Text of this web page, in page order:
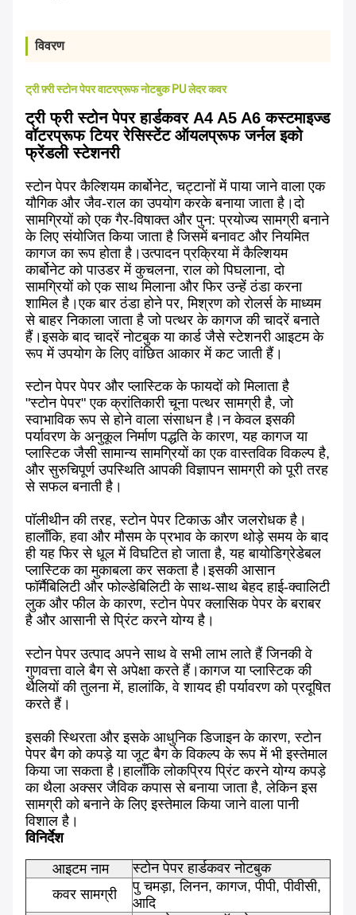
विवरण
ट्री फ़्री स्टोन पेपर वाटरप्रूफ नोटबुक PU लेदर कवर
ट्री फ्री स्टोन पेपर हार्डकवर A4 A5 A6 कस्टमाइज्ड
वॉटरप्रूफ टियर रेसिस्टेंट ऑयलप्रूफ जर्नल इको
फ्रेंडली स्टेशनरी
स्टोन पेपर कैल्शियम कार्बोनेट, चट्टानों में पाया जाने वाला एक
यौगिक और जैव-राल का उपयोग करके बनाया जाता है।दो
सामग्रियों को एक गैर-विषाक्त और पुन: प्रयोज्य सामग्री बनाने
के लिए संयोजित किया जाता है जिसमें बनावट और नियमित
कागज का रूप होता है।उत्पादन प्रक्रिया में कैल्शियम
कार्बोनेट को पाउडर में कुचलना, राल को पिघलाना, दो
सामग्रियों को एक साथ मिलाना और फिर उन्हें ठंडा करना
शामिल है।एक बार ठंडा होने पर, मिश्रण को रोलर्स के माध्यम
से बाहर निकाला जाता है जो पत्थर के कागज की चादरें बनाते
हैं।इसके बाद चादरें नोटबुक या कार्ड जैसे स्टेशनरी आइटम के
रूप में उपयोग के लिए वांछित आकार में कट जाती हैं।
स्टोन पेपर पेपर और प्लास्टिक के फायदों को मिलाता है
"स्टोन पेपर" एक क्रांतिकारी चूना पत्थर सामग्री है, जो
स्वाभाविक रूप से होने वाला संसाधन है।न केवल इसकी
पर्यावरण के अनुकूल निर्माण पद्धति के कारण, यह कागज या
प्लास्टिक जैसी सामान्य सामग्रियों का एक वास्तविक विकल्प है,
और सुरुचिपूर्ण उपस्थिति आपकी विज्ञापन सामग्री को पूरी तरह
से सफल बनाती है।
पॉलीथीन की तरह, स्टोन पेपर टिकाऊ और जलरोधक है।
हालाँकि, हवा और मौसम के प्रभाव के कारण थोड़े समय के बाद
ही यह फिर से धूल में विघटित हो जाता है, यह बायोडिग्रेडेबल
प्लास्टिक का मुकाबला कर सकता है।इसकी आसान
फॉर्मैबिलिटी और फोल्डेबिलिटी के साथ-साथ बेहद हाई-क्वालिटी
लुक और फील के कारण, स्टोन पेपर क्लासिक पेपर के बराबर
है और आसानी से प्रिंट करने योग्य है।
स्टोन पेपर उत्पाद अपने साथ वे सभी लाभ लाते हैं जिनकी वे
गुणवत्ता वाले बैग से अपेक्षा करते हैं।कागज या प्लास्टिक की
थैलियों की तुलना में, हालांकि, वे शायद ही पर्यावरण को प्रदूषित
करते हैं।
इसकी स्थिरता और इसके आधुनिक डिजाइन के कारण, स्टोन
पेपर बैग को कपड़े या जूट बैग के विकल्प के रूप में भी इस्तेमाल
किया जा सकता है।हालाँकि लोकप्रिय प्रिंट करने योग्य कपड़े
का थैला अक्सर जैविक कपास से बनाया जाता है, लेकिन इस
सामग्री को बनाने के लिए इस्तेमाल किया जाने वाला पानी
विशाल है।
विनिर्देश
आइटम नाम
स्टोन पेपर हार्डकवर नोटबुक
कवर सामग्री
पु चमड़ा, लिनन, कागज, पीपी, पीवीसी,
आदि